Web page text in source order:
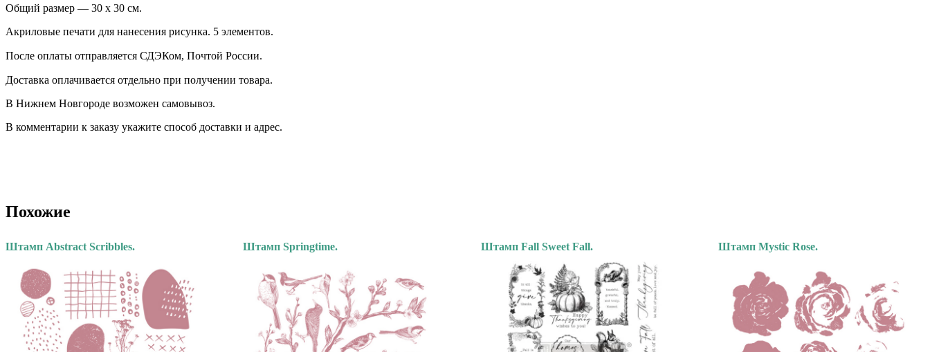
Общий размер — 30 х 30 см.
Акриловые печати для нанесения рисунка. 5 элементов.
После оплаты отправляется СДЭКом, Почтой России. ⠀
Доставка оплачивается отдельно при получении товара. ⠀
В Нижнем Новгороде возможен самовывоз.
В комментарии к заказу укажите способ доставки и адрес.
Похожие
Штамп Abstract Scribbles. Штамп Springtime. Штамп Fall Sweet Fall. Штамп Mystic Rose.